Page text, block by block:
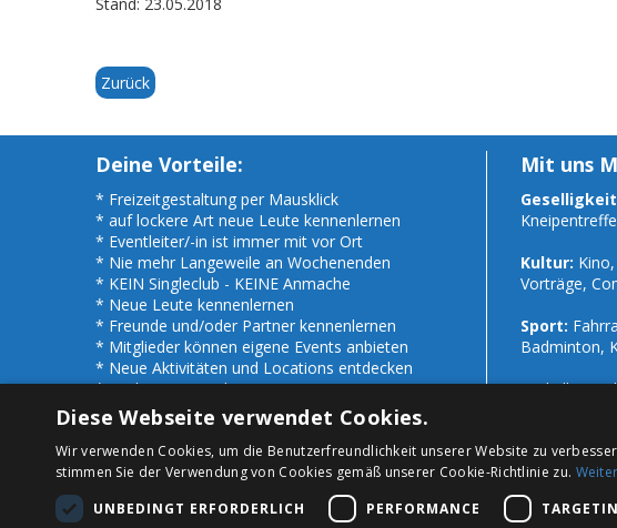
Zurück
Deine Vorteile:
* Freizeitgestaltung per Mausklick
* auf lockere Art neue Leute kennenlernen
* Eventleiter/-in ist immer mit vor Ort
* Nie mehr Langeweile an Wochenenden
* KEIN Singleclub - KEINE Anmache
* Neue Leute kennenlernen
* Freunde und/oder Partner kennenlernen
* Mitglieder können eigene Events anbieten
* Neue Aktivitäten und Locations entdecken
* Auch Events anderer Regionen nutzen
* Seriös - uns gibt es bereits seit 1983 !
Mit uns
Kultur:
Vorträge,
Sport:
Badminton,
Und alles
Diese Webseite verwendet Cookies.
Wir verwenden Cookies, um die Benutzerfreundlichkeit unserer Website zu
stimmen Sie der Verwendung von Cookies gemäß unserer Cookie-Richtlinie zu.
UNBEDINGT ERFORDERLICH
PERFORMANCE